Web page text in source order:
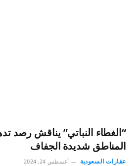
“الغطاء النباتي” يناقش رصد
المناطق شديدة الجفاف
عقارات السعودية أغسطس 24, 2024